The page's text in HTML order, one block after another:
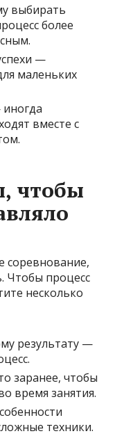
выбирать
более
—
маленьких
вместе с
чтобы
соревнование,
Чтобы процесс
несколько
результату —
заранее, чтобы
время занятия.
техники.